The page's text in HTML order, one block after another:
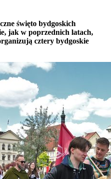
święto bydgoskich
jak w poprzednich latach,
cztery bydgoskie